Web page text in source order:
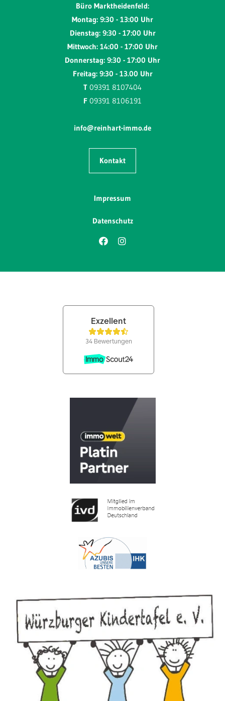
Büro Marktheidenfeld:
Montag: 9:30 - 13:00 Uhr
Dienstag: 9:30 - 17:00 Uhr
Mittwoch: 14:00 - 17:00 Uhr
Donnerstag: 9:30 - 17:00 Uhr
Freitag: 9:30 - 13.00 Uhr
T 09391 8107404
F 09391 8106191
info@reinhart-immo.de
Kontakt
Impressum
Datenschutz